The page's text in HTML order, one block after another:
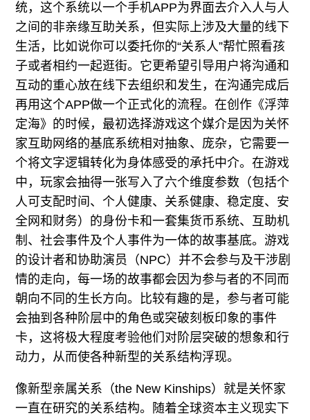
统，这个系统以一个手机APP为界面去介入人与人
之间的非亲缘互助关系，但实际上涉及大量的线下
生活，比如说你可以委托你的“关系人”帮忙照看孩
子或者相约一起逛街。它更希望引导用户将沟通和
互动的重心放在线下去组织和发生，在沟通完成后
再用这个APP做一个正式化的流程。在创作《浮萍
定海》的时候，最初选择游戏这个媒介是因为关怀
家互助网络的基底系统相对抽象、庞杂，它需要一
个将文字逻辑转化为身体感受的承托中介。在游戏
中，玩家会抽得一张写入了六个维度参数（包括个
人可支配时间、个人健康、关系健康、稳定度、安
全网和财务）的身份卡和一套集货币系统、互助机
制、社会事件及个人事件为一体的故事基底。游戏
的设计者和协助演员（NPC）并不会参与及干涉剧
情的走向，每一场的故事都会因为参与者的不同而
朝向不同的生长方向。比较有趣的是，参与者可能
会抽到各种阶层中的角色或突破刻板印象的事件
卡，这将极大程度考验他们对阶层突破的想象和行
动力，从而使各种新型的关系结构浮现。
像新型亲属关系（the New Kinships）就是关怀家
一直在研究的关系结构。随着全球资本主义现实下